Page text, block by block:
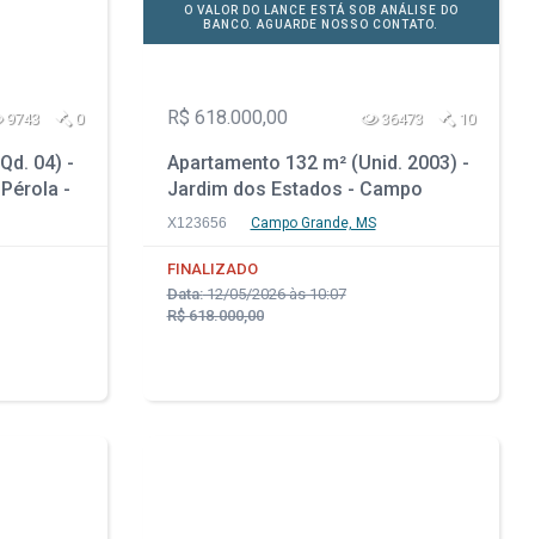
9743 0
04) -
-
O VALOR DO LANCE ESTÁ SOB ANÁLISE DO
BANCO. AGUARDE NOSSO CONTATO.
R$ 618.000,00 36473 10
Apartamento 132 m² (Unid. 2003) -
Jardim dos Estados - Campo
Grande - MS
X123656 Campo Grande, MS
FINALIZADO
Data:12/05/2026 às 10:07
R$ 618.000,00